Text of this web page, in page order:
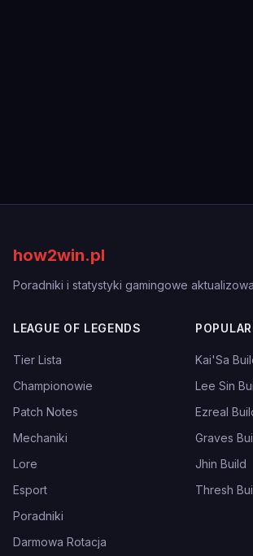
how2win.pl
Poradniki i statystyki gamingowe
LEAGUE OF LEGENDS
Tier Lista
Championowie
Patch Notes
Mechaniki
Lore
Esport
Poradniki
Darmowa Rotacja
Kai'Sa
Lee Sin
Ezreal
Graves
Jhin Build
Thresh